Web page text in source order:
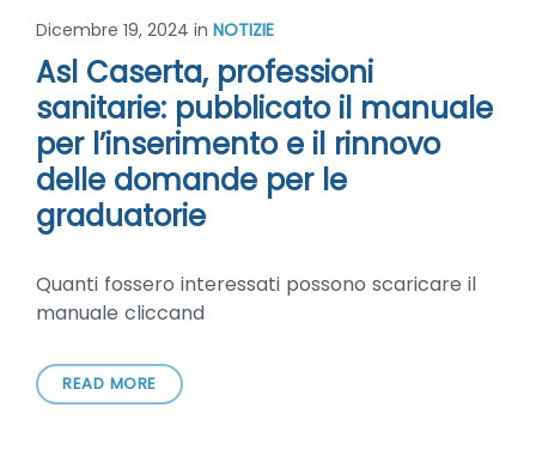
Dicembre 19, 2024 in NOTIZIE
Asl Caserta, professioni
sanitarie: pubblicato il manuale
per l’inserimento e il rinnovo
delle domande per le
graduatorie
Quanti fossero interessati possono scaricare il
manuale cliccand
READ MORE